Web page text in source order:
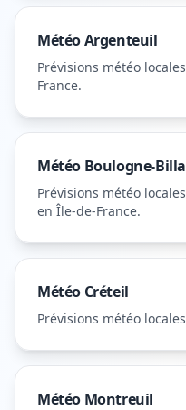
MétéoArgenteuil
Prévisions météo
France.
Météo Boulogne-
Prévisions météo
en Île-de-France.
Météo Créteil
Prévisions météo
Météo Montreuil